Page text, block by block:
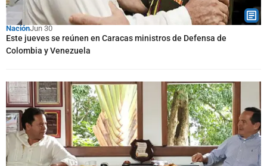
NaciónJun 30
Este jueves se reúnen en Caracas ministros de Defensa de
Colombia y Venezuela